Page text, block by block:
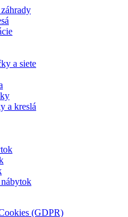
a siete
a kreslá
(GDPR)